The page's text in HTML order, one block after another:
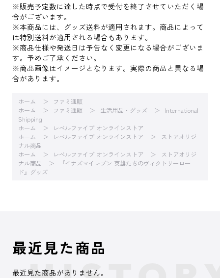
※販売予定数に達した時点で受付を終了させていただく場
合がございます。
※本商品には、グッズ送料が適用されます。商品によって
は特別送料が適用される場合もあります。
※商品仕様や発送日は予告なく変更になる場合がございま
す。予めご了承ください。
※商品画像はイメージとなります。実際の商品と異なる場
合があります。
ホーム
ファミ通販
ホーム
ファミ通販 生活用品・グッズ
International
Shipping
ホーム
レベルファイブ オンラインストア
ホーム
レベルファイブ オンラインストア
ストアオリジ
ナル商品
ホーム
レベルファイブ オンラインストア
ストアオリジ
ナル商品
『イナズマイレブン 英雄たちのヴィクトリーロー
ド』グッズ
最近見た商品
最近見た商品がありません。